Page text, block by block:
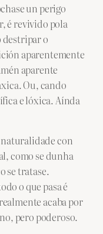
un perigo
é revivido pola
destripar o
aparentemente
aparente
Ou, cando
e lóxica. Aínda
con
como se dunha
se tratase.
o que pasa é
acaba por
pero poderoso.